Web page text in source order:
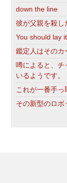
down the line
彼が父親を殺し
You should lay
鑑定人はそのカ
噂によると、チ
いるようです。
これが一番手っ
その新型のロボ